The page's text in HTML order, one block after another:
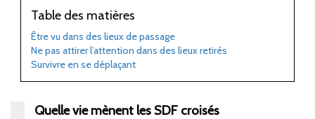
Table des matières
Être vu dans des lieux de passage
Ne pas attirer l’attention dans des lieux retirés
Survivre en se déplaçant
Quelle vie mènent les SDF croisés